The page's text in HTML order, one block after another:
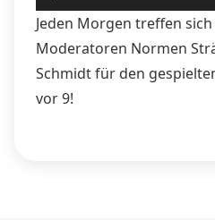
Player
Jeden Morgen treffen
Moderatoren Normen
Schmidt für den
vor 9!